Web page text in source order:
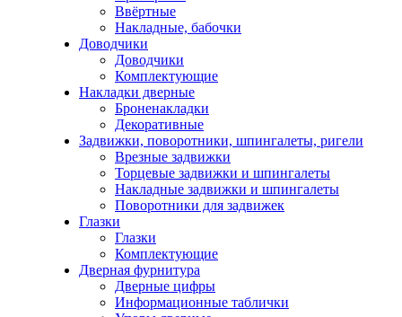
Ввёртные
Накладные, бабочки
Доводчики
Доводчики
Комплектующие
Накладки дверные
Броненакладки
Декоративные
Задвижки, поворотники, шпингалеты, ригели
Врезные задвижки
Торцевые задвижки и шпингалеты
Накладные задвижки и шпингалеты
Поворотники для задвижек
Глазки
Глазки
Комплектующие
Дверная фурнитура
Дверные цифры
Информационные таблички